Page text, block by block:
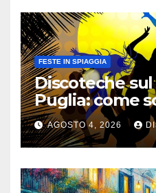
FESTE IN SPIAGGIA
Discoteche
Puglia: come
club e locali
AGOSTO 4, 2026